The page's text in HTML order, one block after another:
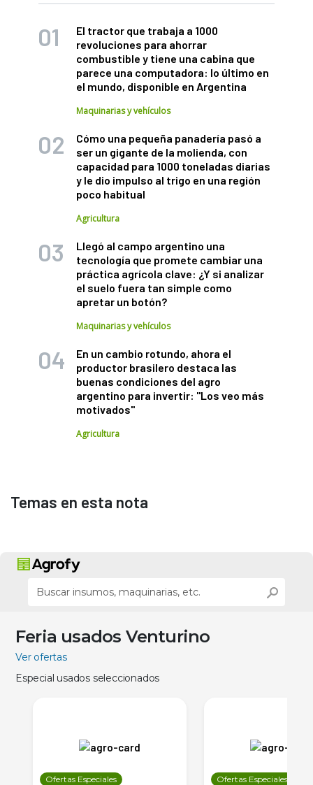
El tractor que trabaja a 1000
revoluciones para ahorrar
combustible y tiene una cabina que
parece una computadora: lo último en
el mundo, disponible en Argentina
Maquinarias y vehículos
Cómo una pequeña panadería pasó a
ser un gigante de la molienda, con
capacidad para 1000 toneladas diarias
y le dio impulso al trigo en una región
poco habitual
Agricultura
Llegó al campo argentino una
tecnología que promete cambiar una
práctica agrícola clave: ¿Y si analizar
el suelo fuera tan simple como
apretar un botón?
Maquinarias y vehículos
En un cambio rotundo, ahora el
productor brasilero destaca las
buenas condiciones del agro
argentino para invertir: "Los veo más
motivados"
Agricultura
Temas en esta nota
Feria usados Venturino
Ver ofertas
Especial usados seleccionados
Ofertas Especiales Ofertas Especiales